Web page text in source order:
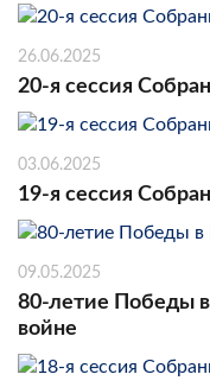
26.06.2025
20-я сессия
03.06.2025
19-я сессия
09.05.2025
80-летие Победы
войне